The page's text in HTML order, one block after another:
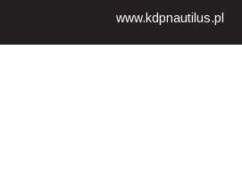
www.kdpnautilus.pl